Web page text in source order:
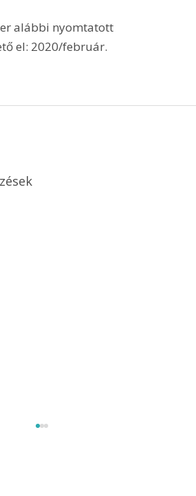
alábbi nyomtatott
el: 2020/február.